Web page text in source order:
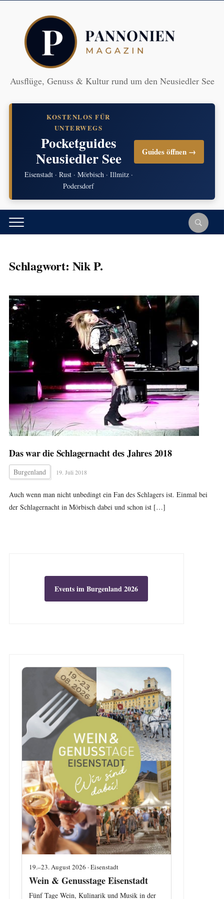
Ausflüge, Genuss & Kultur rund um den Neusiedler See
KOSTENLOS FÜR
UNTERWEGS
Pocketguides
Neusiedler See
Eisenstadt · Rust · Mörbisch · Illmitz ·
Podersdorf
Guides öffnen →
Schlagwort: Nik P.
Das war die Schlagernacht des Jahres 2018
Burgenland 19. Juli 2018
Auch wenn man nicht unbedingt ein Fan des Schlagers ist. Einmal bei
der Schlagernacht in Mörbisch dabei und schon ist […]
Events im Burgenland 2026
19.–23. August 2026 · Eisenstadt
Wein & Genusstage Eisenstadt
Fünf Tage Wein, Kulinarik und Musik in der